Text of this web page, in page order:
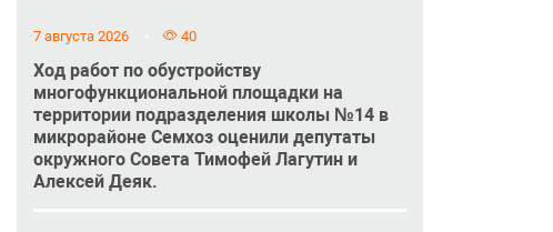
7 августа 2026 40
Ход работ по обустройству
многофункциональной площадки на
территории подразделения школы №14 в
микрорайоне Семхоз оценили депутаты
окружного Совета Тимофей Лагутин и
Алексей Деяк.